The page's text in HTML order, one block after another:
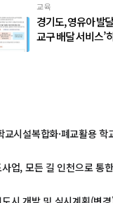
교육
경기도, 영유아 발
교구 배달 서비스’
시설복합화·폐교활용 학
업, 모든 길 인천으로 통